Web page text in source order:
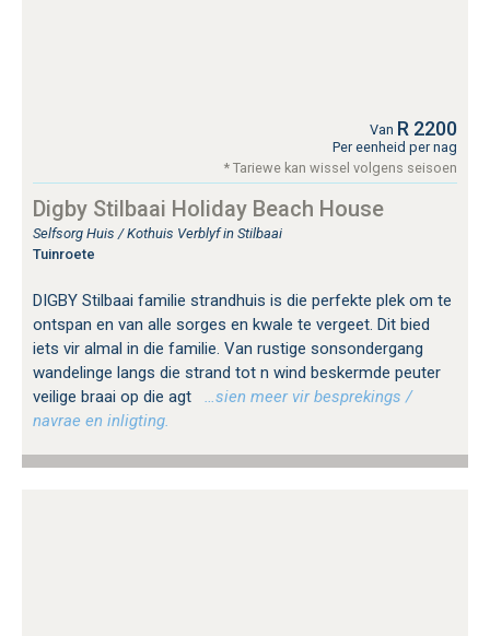
Van R 2200
Per eenheid per nag
* Tariewe kan wissel volgens seisoen
Digby Stilbaai Holiday Beach House
Selfsorg Huis / Kothuis Verblyf in Stilbaai
Tuinroete
DIGBY Stilbaai familie strandhuis is die perfekte plek om te
ontspan en van alle sorges en kwale te vergeet. Dit bied
iets vir almal in die familie. Van rustige sonsondergang
wandelinge langs die strand tot n wind beskermde peuter
veilige braai op die agt
…sien meer vir besprekings /
navrae en inligting.